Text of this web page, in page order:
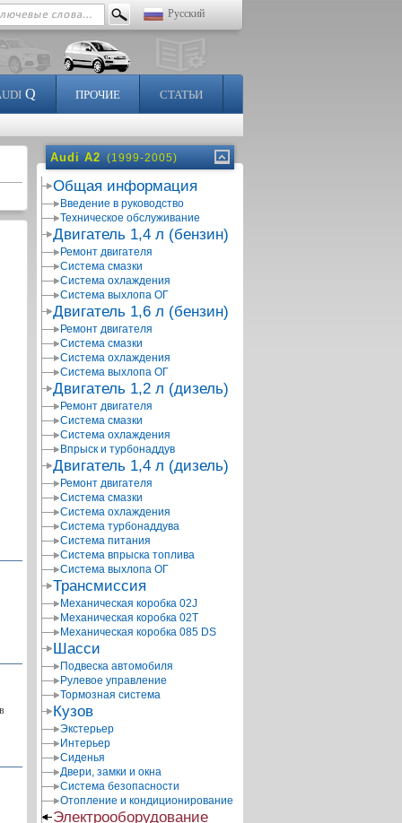
Русский
Q ПРОЧИЕ СТАТЬИ
Audi A2 (1999-2005)
Общая информация
Введение в руководство
Техническое обслуживание
Двигатель 1,4 л (бензин)
Ремонт двигателя
Система смазки
Система охлаждения
Система выхлопа ОГ
Двигатель 1,6 л (бензин)
Ремонт двигателя
Система смазки
Система охлаждения
Система выхлопа ОГ
Двигатель 1,2 л (дизель)
Ремонт двигателя
Система смазки
Система охлаждения
Впрыск и турбонаддув
Двигатель 1,4 л (дизель)
Ремонт двигателя
Система смазки
Система охлаждения
Система турбонаддува
Система питания
Система впрыска топлива
Система выхлопа ОГ
Трансмиссия
Механическая коробка 02J
Механическая коробка 02T
Механическая коробка 085 DS
Шасси
Подвеска автомобиля
Рулевое управление
Тормозная система
Кузов
Экстерьер
Интерьер
Сиденья
Двери, замки и окна
Система безопасности
Отопление и кондиционирование
Электрооборудование